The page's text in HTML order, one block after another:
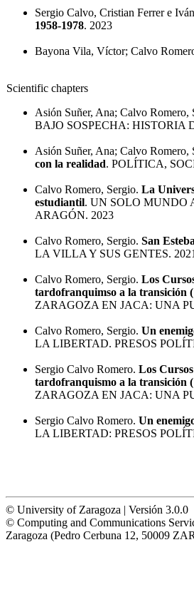
Sergio Calvo, Cristian Ferrer e
1958-1978. 2023
Bayona Vila, Víctor; Calvo
Scientific chapters
Asión Suñer, Ana; Calvo Romero,
BAJO SOSPECHA: HISTORIA
Asión Suñer, Ana; Calvo Romero,
con la realidad. POLÍTICA,
Calvo Romero, Sergio. La
estudiantil. UN SOLO MUNDO
ARAGÓN. 2023
Calvo Romero, Sergio. San
LA VILLA Y SUS GENTES. 2021
Calvo Romero, Sergio. Los
tardofranquimso a la transición
ZARAGOZA EN JACA: UNA
Calvo Romero, Sergio. Un
LA LIBERTAD. PRESOS
Sergio Calvo Romero. Los
tardofranquismo a la transición
ZARAGOZA EN JACA: UNA
Sergio Calvo Romero. Un
LA LIBERTAD: PRESOS
© University of Zaragoza | Versión 3.0.0
© Computing and Communications
Zaragoza (Pedro Cerbuna 12, 50009